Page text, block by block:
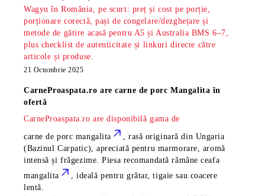
Wagyu în România, pe scurt: preț și cost pe porție,
porționare corectă, pași de congelare/dezghețare și
metode de gătire acasă pentru A5 și Australia BMS 6–7,
plus checklist de autenticitate și linkuri directe către
articole și produse.
21 Octombrie 2025
CarneProaspata.ro arecarne de porc Mangalita în
ofertă
CarneProaspata.ro are disponibilă gama de
carne de porc mangalita
, rasă originară din Ungaria
(Bazinul Carpatic), apreciată pentru marmorare, aromă
intensă și frăgezime. Piesa recomandată rămâneceafa
mangalita
, ideală pentru grătar, tigaie sau coacere
lentă.